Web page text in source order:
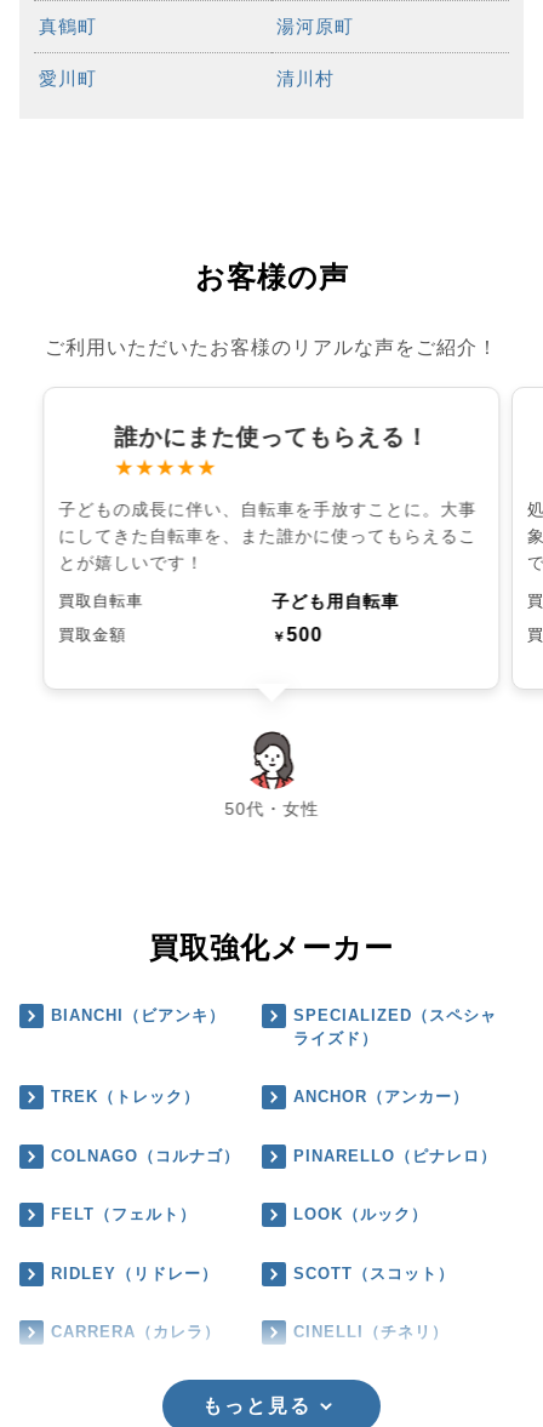
真鶴町 湯河原町
愛川町 清川村
お客様の声
ご利用いただいたお客様のリアルな声をご紹介！
誰かにまた使ってもらえる！
★★★★★
子どもの成長に伴い、自転車を手放すことに。大事
にしてきた自転車を、また誰かに使ってもらえるこ
とが嬉しいです！
買取自転車 子ども用自転車
買取金額 ￥500
50代・女性
chevron_left chevron_right
買取強化メーカー
BIANCHI（ビアンキ）
SPECIALIZED（スペシャ
ライズド）
TREK（トレック） ANCHOR（アンカー）
COLNAGO（コルナゴ） PINARELLO（ピナレロ）
FELT（フェルト） LOOK（ルック）
RIDLEY（リドレー） SCOTT（スコット）
CARRERA（カレラ） CINELLI（チネリ）
もっと見る